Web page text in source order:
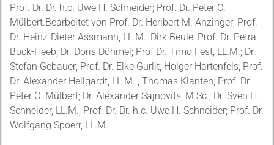
Prof. Dr. Dr. h.c. Uwe H. Schneider; Prof. Dr. Peter O.
Mülbert.Bearbeitet von Prof. Dr. Heribert M. Anzinger; Prof.
Dr. Heinz-Dieter Assmann, LL.M.; Dirk Beule; Prof. Dr. Petra
Buck-Heeb; Dr. Doris Döhmel; Prof Dr. Timo Fest, LL.M.; Dr.
Stefan Gebauer; Prof. Dr. Elke Gurlit; Holger Hartenfels; Prof.
Dr. Alexander Hellgardt, LL.M. ; Thomas Klanten; Prof. Dr.
Peter O. Mülbert; Dr. Alexander Sajnovits, M.Sc.; Dr. Sven H.
Schneider, LL.M.; Prof. Dr. Dr. h.c. Uwe H. Schneider; Prof. Dr.
Wolfgang Spoerr, LL.M.